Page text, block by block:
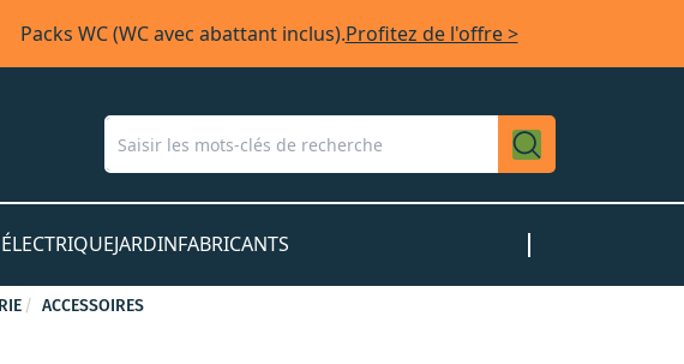
Packs WC (WC avec abattant inclus).Profitez de l'offre >
ÉLECTRIQUEJARDINFABRICANTS
ACCESSOIRES